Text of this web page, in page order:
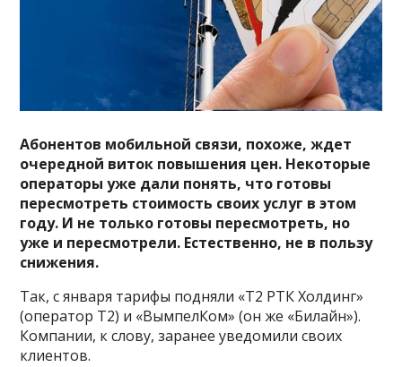
Абонентов мобильной связи, похоже, ждет
очередной виток повышения цен. Некоторые
операторы уже дали понять, что готовы
пересмотреть стоимость своих услуг в этом
году. И не только готовы пересмотреть, но
уже и пересмотрели. Естественно, не в пользу
снижения.
Так, с января тарифы подняли «Т2 РТК Холдинг»
(оператор T2) и «ВымпелКом» (он же «Билайн»).
Компании, к слову, заранее уведомили своих
клиентов.